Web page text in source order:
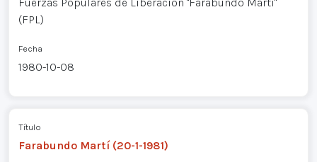
(FPL)
Fecha
1980-10-08
Título
Farabundo Martí (20-1-1981)